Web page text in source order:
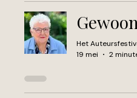
Het
19 mei
2